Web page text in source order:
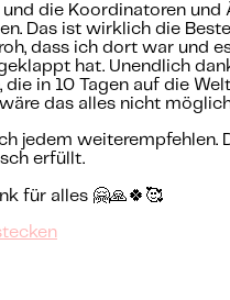
die Koordinatoren und
Das ist wirklich die
dass ich dort war und
hat. Unendlich
in 10 Tagen auf die
das alles nicht
jedem weiterempfehlen.
erfüllt.
für alles 🤗🙏🍀🥰